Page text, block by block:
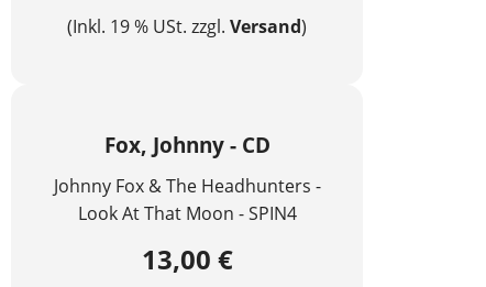
(Inkl. 19 % USt. zzgl. Versand)
Fox, Johnny - CD
Johnny Fox & The Headhunters -
Look At That Moon - SPIN4
13,00 €